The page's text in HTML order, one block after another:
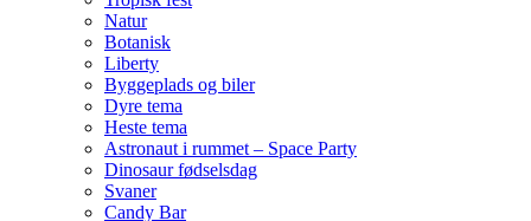
Natur
Botanisk
Liberty
Byggeplads og biler
Dyre tema
Heste tema
Astronaut i rummet – Space Party
Dinosaur fødselsdag
Svaner
Candy Bar